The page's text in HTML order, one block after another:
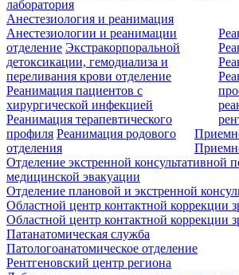
лаборатория
Анестезиология и реанимация
Анестезиологии и реанимации
отделение Экстракорпоральной
детоксикации, гемодиализа и
переливания крови отделение
Реанимация пациентов с
хирургической инфекцией
Реанимация терапевтического
профиля Реанимация родового
отделения
Отделение экстренной консультативной
медицинской эвакуации
Отделение плановой и экстренной
Областной центр контактной коррекции
Областной центр контактной коррекции
Патанатомическая служба
Патологоанатомическое отделение
Рентгеновский центр региона